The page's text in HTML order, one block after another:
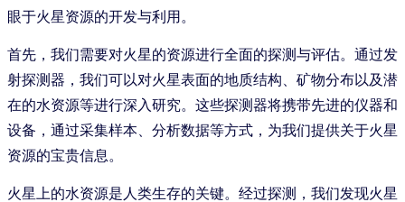
眼于火星资源的开发与利用。
首先，我们需要对火星的资源进行全面的探测与评估。通过发
射探测器，我们可以对火星表面的地质结构、矿物分布以及潜
在的水资源等进行深入研究。这些探测器将携带先进的仪器和
设备，通过采集样本、分析数据等方式，为我们提供关于火星
资源的宝贵信息。
火星上的水资源是人类生存的关键。经过探测，我们发现火星